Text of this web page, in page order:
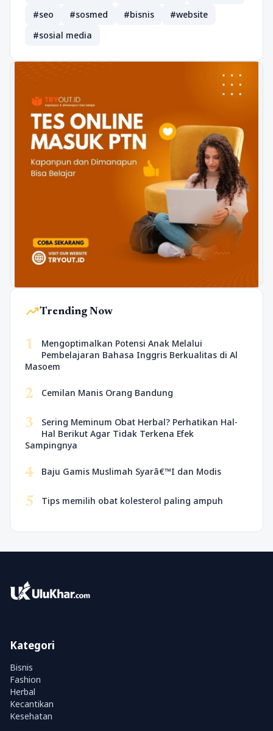
#seo
#sosmed #bisnis
#website
#sosial media
trending_upTrending Now
1
Mengoptimalkan Potensi Anak Melalui
Pembelajaran Bahasa Inggris Berkualitas di Al
Masoem
2 Cemilan Manis Orang Bandung
3
Sering Meminum Obat Herbal? Perhatikan Hal-
Hal Berikut Agar Tidak Terkena Efek
Sampingnya
4 Baju Gamis Muslimah Syarâ€™I dan Modis
5 Tips memilih obat kolesterol paling ampuh
Kategori
Bisnis
Fashion
Herbal
Kecantikan
Kesehatan